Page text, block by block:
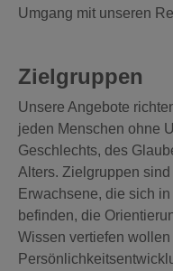
Umgang mit unseren
Zielgruppen
Unsere Angebote
jeden Menschen ohne
Geschlechts, des
Alters. Zielgruppen
Erwachsene, die sich
befinden, die
Wissen vertiefen